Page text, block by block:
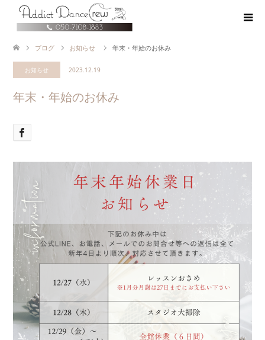
ブログ お知らせ 年末・年始のお休み
お知らせ 2023.12.19
年末・年始のお休み